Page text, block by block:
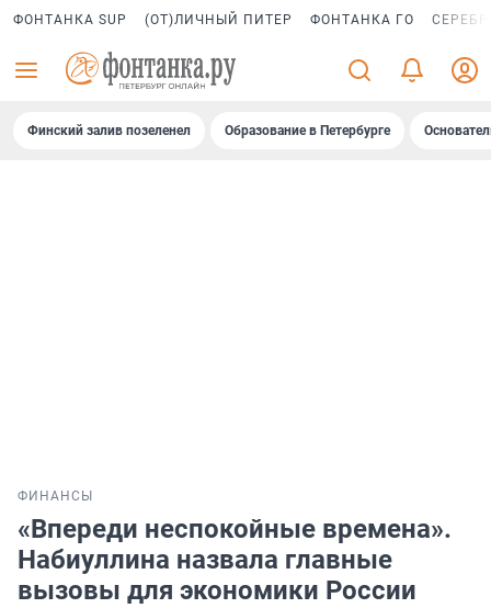
ФОНТАНКА SUP (ОТ)ЛИЧНЫЙ ПИТЕР ФОНТАНКА ГО
Финский залив позеленел Образование в Петербурге
ФИНАНСЫ
«Впереди неспокойные времена».
Набиуллина назвала главные
вызовы для экономики России